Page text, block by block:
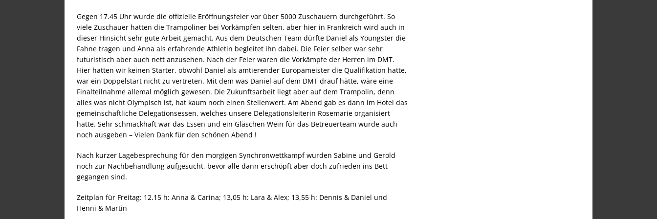
Gegen 17.45 Uhr wurde die offizielle Eröffnungsfeier vor über 5000 Zuschauern durchgeführt. So
viele Zuschauer hatten die Trampoliner bei Vorkämpfen selten, aber hier in Frankreich wird auch in
dieser Hinsicht sehr gute Arbeit gemacht. Aus dem Deutschen Team dürfte Daniel als Youngster die
Fahne tragen und Anna als erfahrende Athletin begleitet ihn dabei. Die Feier selber war sehr
futuristisch aber auch nett anzusehen. Nach der Feier waren die Vorkämpfe der Herren im DMT.
Hier hatten wir keinen Starter, obwohl Daniel als amtierender Europameister die Qualifikation hatte,
war ein Doppelstart nicht zu vertreten. Mit dem was Daniel auf dem DMT drauf hätte, wäre eine
Finalteilnahme allemal möglich gewesen. Die Zukunftsarbeit liegt aber auf dem Trampolin, denn
alles was nicht Olympisch ist, hat kaum noch einen Stellenwert. Am Abend gab es dann im Hotel das
gemeinschaftliche Delegationsessen, welches unsere Delegationsleiterin Rosemarie organisiert
hatte. Sehr schmackhaft war das Essen und ein Gläschen Wein für das Betreuerteam wurde auch
noch ausgeben – Vielen Dank für den schönen Abend !
Nach kurzer Lagebesprechung für den morgigen Synchronwettkampf wurden Sabine und Gerold
noch zur Nachbehandlung aufgesucht, bevor alle dann erschöpft aber doch zufrieden ins Bett
gegangen sind.
Zeitplan für Freitag: 12.15 h: Anna & Carina; 13,05 h: Lara & Alex; 13,55 h: Dennis & Daniel und
Henni & Martin